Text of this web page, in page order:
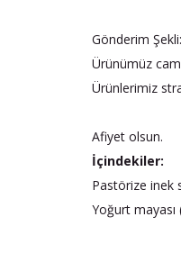
Gönderim Şekli:
Ürünümüz
Ürünlerimiz
Afiyet olsun.
İçindekiler:
Pastörize inek
Yoğurt